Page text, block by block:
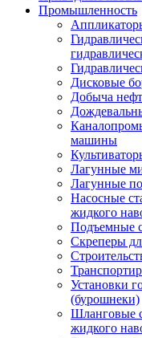
Промышленность
Дисковые
Добыча
машины
Лагунные
Лагунные
Насосные
жидкого
Подъемные
Скреперы
Установки
(бурошнеки)
Шланговые
жидкого